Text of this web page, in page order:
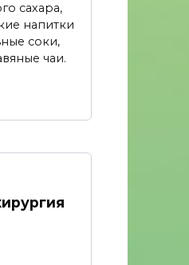
сахара,
напитки
соки,
чаи.